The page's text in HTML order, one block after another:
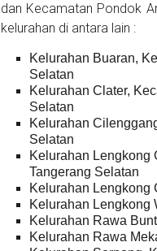
dan Kecamatan Pondok
kelurahan di antara lain :
Kelurahan Buaran,
Selatan
Kelurahan Clater,
Selatan
Kelurahan
Selatan
Kelurahan Lengkong
Tangerang Selatan
Kelurahan Lengkong
Kelurahan Lengkong
Kelurahan Rawa
Kelurahan Rawa